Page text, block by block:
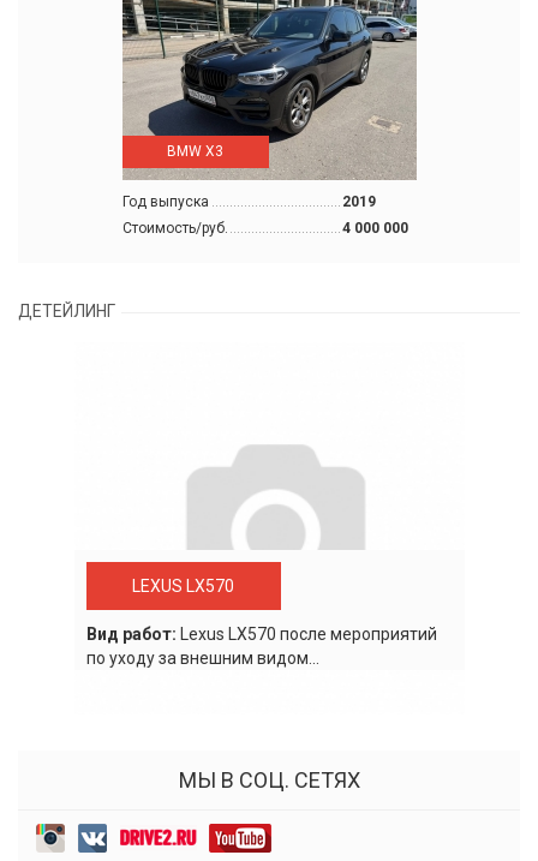
BMW X3
Год выпуска
2019
Стоимость/руб.
4 000 000
ДЕТЕЙЛИНГ
LEXUS LX570
Вид работ: Lexus LХ570 после мероприятий
по уходу за внешним видом...
МЫ В СОЦ. СЕТЯХ